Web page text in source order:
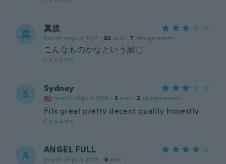
真 真規
Inscrit depuis 2017 · 83 avis · 7 chargements
こんなものかなという感じ
il y a 2 ans
S Sydney
Inscrit depuis 2019 · 3 avis · 2 chargements
Fits great pretty decent quality honestly
il y a 2 ans
A ANGEL FULL
Inscrit depuis 2019 · 6 avis